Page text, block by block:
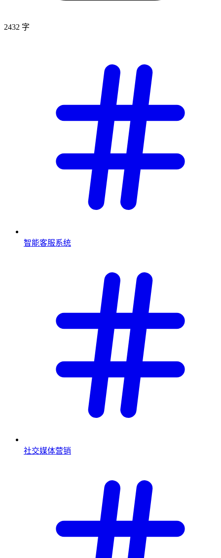
2432 字
智能客服系统
社交媒体营销